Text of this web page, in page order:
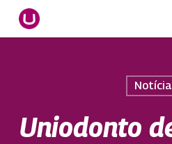
Pular
para
Uniodonto